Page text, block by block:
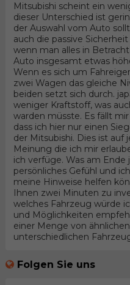
Mitsubishi scheint ein
dieser Unterschied ist
der Auswahl vom Auto
auch die passive
wenn man alles in
Auto insgesamt etwas
Wenn es sich um
zwei Wagen das gleiche
beiden setzt sich durch.
weniger Kraftstoff, was
warden müsste. Es fällt
dass ich hier nur einen
der Mitsubishi. Dies ist auf
Meinung die ich mir
ich verfüge. Was am
persönliches Gefühl und
meine Hinweise helfen
Ihnen zwei Minuten zu
welches Fahrzeug würde
und Möglichkeiten
einer Menge von
unterschiedlichen
Folgen Sie uns